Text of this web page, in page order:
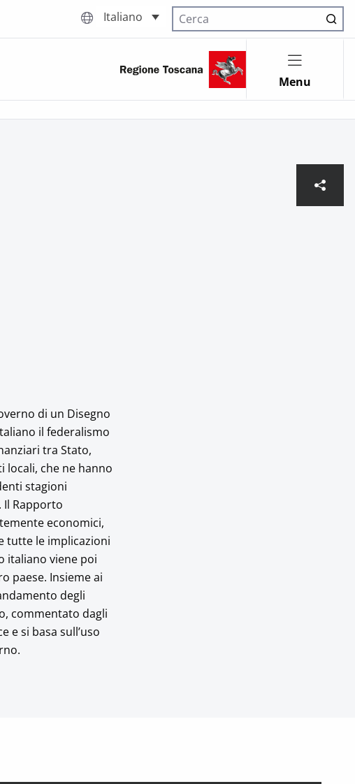
Italiano
Cerca nel sito
Menu
di un Disegno
il federalismo
tra Stato,
locali, che ne hanno
stagioni
Rapporto
economici,
tutte le implicazioni
italiano viene poi
paese. Insieme ai
degli
commentato dagli
e si basa sull’uso